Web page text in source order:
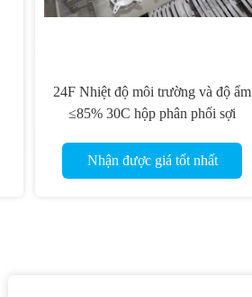
24F Nhiệt độ môi trường và độ ẩm
≤85% 30C hộp phân phối sợi
Nhận được giá tốt nhất